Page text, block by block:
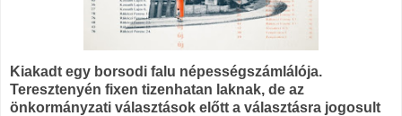
Kiakadt egy borsodi falu népességszámlálója.
Teresztenyén fixen tizenhatan laknak, de az
önkormányzati választások előtt a választásra jogosult